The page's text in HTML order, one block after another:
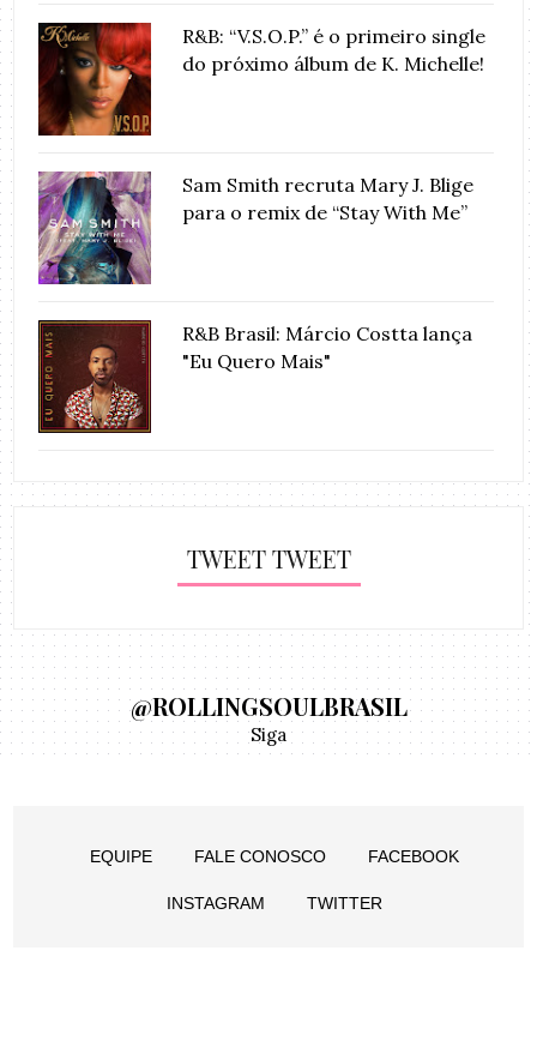
R&B: “V.S.O.P.” é o primeiro single
do próximo álbum de K. Michelle!
Sam Smith recruta Mary J. Blige
para o remix de “Stay With Me”
R&B Brasil: Márcio Costta lança
"Eu Quero Mais"
TWEET TWEET
@ROLLINGSOULBRASIL
Siga
EQUIPE FALE CONOSCO FACEBOOK
INSTAGRAM TWITTER